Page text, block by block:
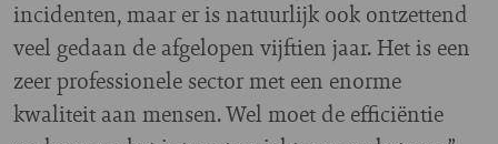
incidenten, maar er is natuurlijk ook ontzettend
veel gedaan de afgelopen vijftien jaar. Het is een
zeer professionele sector met een enorme
kwaliteit aan mensen. Wel moet de efficiëntie